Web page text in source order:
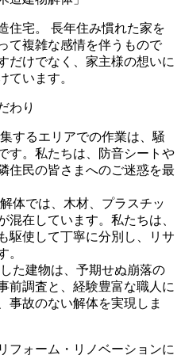
住宅。 長年住み慣れた家を
て複雑な感情を伴うもので
だけでなく、家主様の想いに
ています。
わり
するエリアでの作業は、騒
す。私たちは、防音シートや
住民の皆さまへのご迷惑を最
体では、木材、プラスチッ
混在しています。私たちは、
駆使して丁寧に分別し、リサ
。
た建物は、予期せぬ崩落の
前調査と、経験豊富な職人に
事故のない解体を実現しま
フォーム・リノベーションに